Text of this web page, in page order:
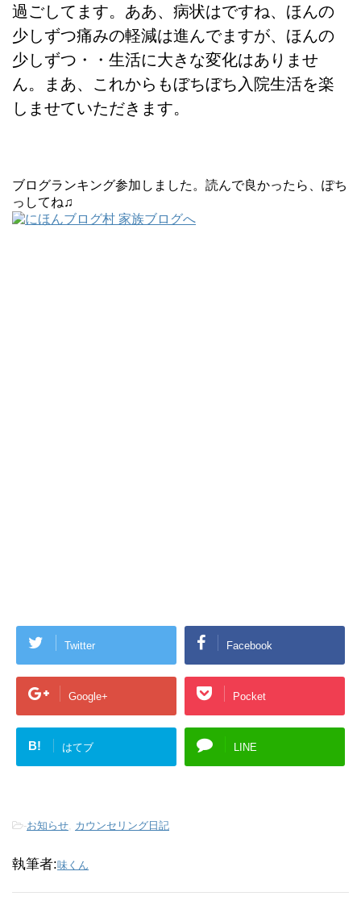
過ごしてます。ああ、病状はですね、ほんの
少しずつ痛みの軽減は進んでますが、ほんの
少しずつ・・生活に大きな変化はありませ
ん。まあ、こ れからもぼちぼち入院生活を楽
しませていただきます。
ブログランキング参加しました。読んで良かったら、ぽち
っしてね♫
Twitter Facebook
Google+ Pocket
B! はてブ LINE
-お知らせ, カウンセリング日記
執筆者:味くん